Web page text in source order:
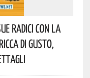
Radici Con La
Di Gusto,